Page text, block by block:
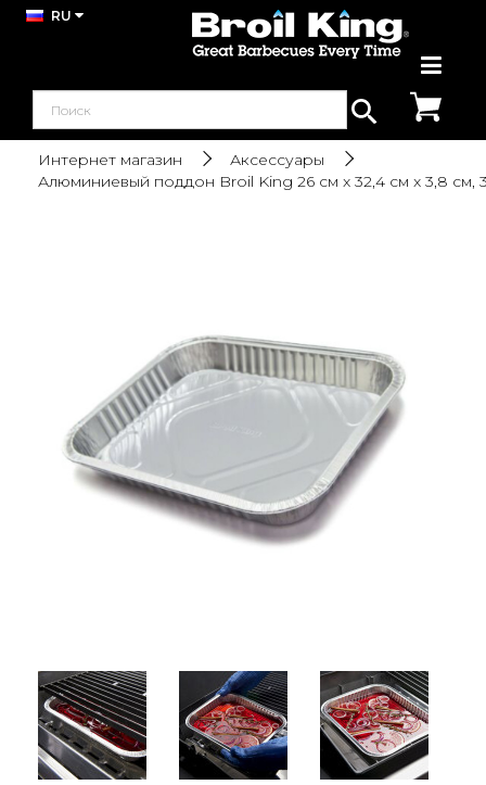
RU
Интернет магазин
Аксессуары
Алюминиевый поддон Broil King 26 см x 32,4 см x 3,8 см,